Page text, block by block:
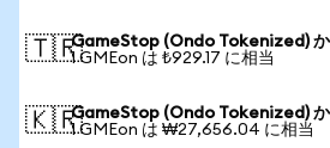
🇹🇷GameStop (Ondo Tokenized) か
1 GMEon は ₺929.17 に相当
🇰🇷GameStop (Ondo Tokenized) か
1 GMEon は ₩27,656.04 に相当